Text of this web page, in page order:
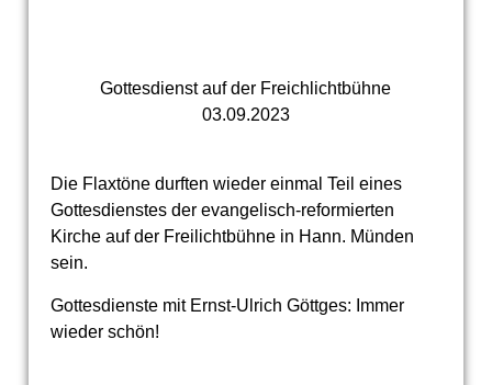
Gottesdienst auf der Freichlichtbühne
03.09.2023
Die Flaxtöne durften wieder einmal Teil eines
Gottesdienstes der evangelisch-reformierten
Kirche auf der Freilichtbühne in Hann. Münden
sein.
Gottesdienste mit Ernst-Ulrich Göttges: Immer
wieder schön!